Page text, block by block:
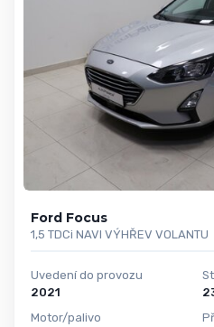
Ford Focus
1,5 TDCi NAVI VÝHŘEV VOLANTU
Uvedení do provozu
2021
Motor/palivo